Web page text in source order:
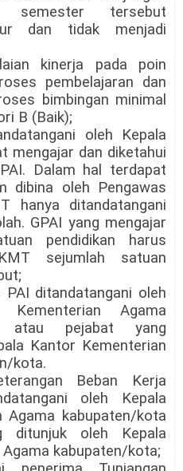
semester tersebut
dan tidak menjadi
kinerja pada poin
pembelajaran dan
bimbingan minimal
B (Baik);
oleh Kepala
mengajar dan diketahui
Dalam hal terdapat
dibina oleh Pengawas
hanya ditandatangani
GPAI yang mengajar
pendidikan harus
sejumlah satuan
ditandatangani oleh
Kementerian Agama
atau pejabat yang
Kantor Kementerian
kota.
Beban Kerja
oleh Kepala
Agama kabupaten/kota
ditunjuk oleh Kepala
kabupaten/kota;